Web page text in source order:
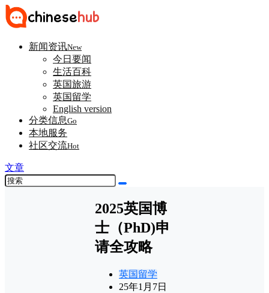
新闻资讯New
今日要闻
生活百科
英国旅游
英国留学
English version
分类信息Go
本地服务
社区交流Hot
文章
2025英国博
士（PhD)申
请全攻略
英国留学
25年1月7日